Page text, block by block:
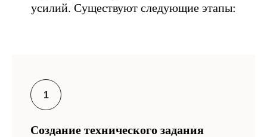
усилий. Существуют следующие этапы:
Создание технического задания